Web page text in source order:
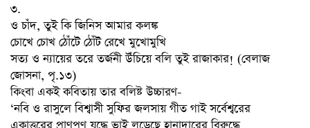
৩.
ও চাঁদ, তুই কি জিনিস আমার কলঙ্ক
চোখে চোখ ঠোঁটে ঠোঁট রেখে মুখোমুখি
সত্য ও ন্যায়ের তরে তর্জনী উঁচিয়ে বলি তুই রাজাকার! (বেলাজ
জোসনা, পৃ.১৩)
কিংবা একই কবিতায় তার বলিষ্ট উচ্চারণ-
‘নবি ও রাসুলে বিশ্বাসী সুফির জলসায় গীত গাই সর্বেশ্বরের